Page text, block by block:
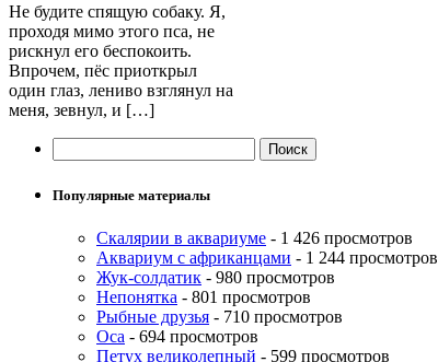
Не будите спящую собаку. Я,
проходя мимо этого пса, не
рискнул его беспокоить.
Впрочем, пёс приоткрыл
один глаз, лениво взглянул на
меня, зевнул, и […]
Популярные материалы
Скалярии в аквариуме - 1 426 просмотров
Аквариум с африканцами - 1 244 просмотров
Жук-солдатик - 980 просмотров
Непонятка - 801 просмотров
Рыбные друзья - 710 просмотров
Оса - 694 просмотров
Петух великолепный - 599 просмотров